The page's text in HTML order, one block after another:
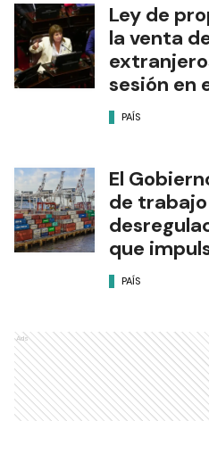
Ley de
la venta
sesión en
PAÍS
El
de
que
PAÍS
Ads